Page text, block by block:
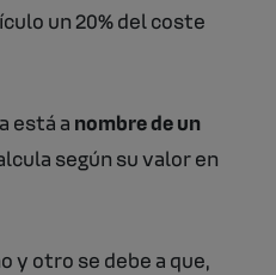
un 20% del coste
está a nombre de un
según su valor en
y otro se debe a que,